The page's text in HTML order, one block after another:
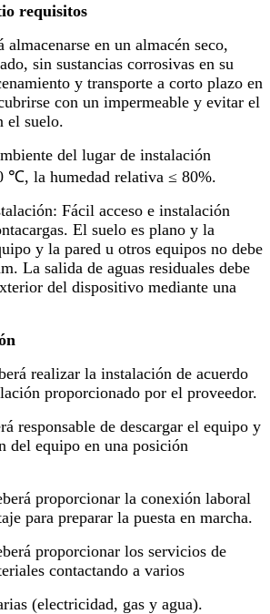
requisitos
en un almacén seco,
sin sustancias corrosivas en su
y transporte a corto plazo en
con un impermeable y evitar el
el suelo.
del lugar de instalación
℃, la humedad relativa ≤ 80%.
Fácil acceso e instalación
El suelo es plano y la
y la pared u otros equipos no debe
La salida de aguas residuales debe
del dispositivo mediante una
realizar la instalación de acuerdo
proporcionado por el proveedor.
responsable de descargar el equipo y
del equipo en una posición
proporcionar la conexión laboral
para preparar la puesta en marcha.
proporcionar los servicios de
contactando a varios
(electricidad, gas y agua).